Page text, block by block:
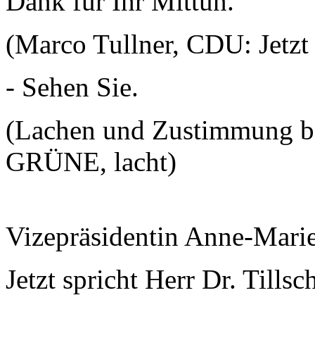
(Marco Tullner, CDU:
- Sehen Sie.
(Lachen und Zustimmung
GRÜNE, lacht)
Vizepräsidentin Anne-
Jetzt spricht Herr Dr.